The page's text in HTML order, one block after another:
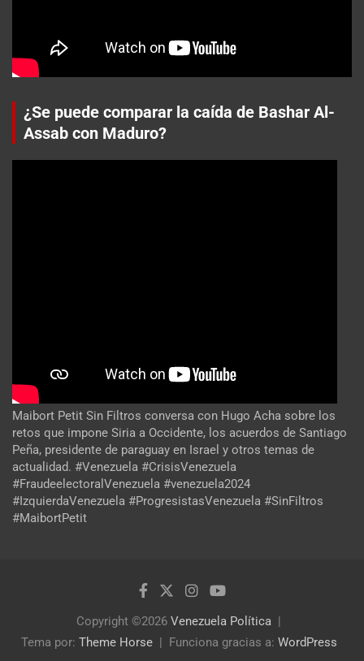
¿Se puede comparar la caída de Bashar Al-
Assab con Maduro?
Maibort Petit Sin Filtros conversa con Hugo Acha sobre los
retos que impone Siria a Occidente, los acuerdos de Santiago
Peña, presidente de paraguay en Israel y otros temas de
actualidad. #Venezuela #CrisisVenezuela
#FraudeelectoralVenezuela #venezuela2024
#IzquierdaVenezuela #ProgresistasVenezuela #SinFiltros
#MaibortPetit
Copyright ©2026 Venezuela Política
Tema por: Theme Horse Funciona gracias a: WordPress